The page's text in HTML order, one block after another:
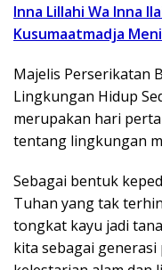
Inna Lillahi Wa Inna
Kusumaatmadja
Majelis Perserikatan
Lingkungan Hidup
merupakan hari
tentang lingkungan
Sebagai bentuk
Tuhan yang tak
tongkat kayu jadi
kita sebagai generasi